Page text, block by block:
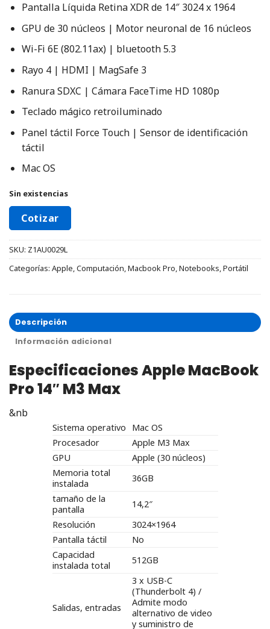
Pantalla Líquida Retina XDR de 14″ 3024 x 1964
GPU de 30 núcleos | Motor neuronal de 16 núcleos
Wi-Fi 6E (802.11ax) | bluetooth 5.3
Rayo 4 | HDMI | MagSafe 3
Ranura SDXC | Cámara FaceTime HD 1080p
Teclado mágico retroiluminado
Panel táctil Force Touch | Sensor de identificación
táctil
Mac OS
Sin existencias
Cotizar
SKU: Z1AU0029L
Categorías: Apple,Computación,Macbook Pro,Notebooks,Portátil
Descripción
Información adicional
Especificaciones Apple MacBook
Pro 14″ M3 Max
&nb
Sistema operativo
Mac OS
Procesador
Apple M3 Max
GPU
Apple (30 núcleos)
Memoria total
instalada
36GB
tamaño de la
pantalla
14,2″
Resolución
3024×1964
Pantalla táctil
No
Capacidad
instalada total
512GB
Salidas, entradas
3 x USB-C
(Thunderbolt 4) /
Admite modo
alternativo de video
y suministro de